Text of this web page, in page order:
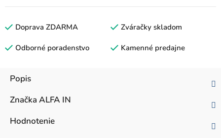
Doprava ZDARMA Zváračky skladom
Odborné poradenstvo Kamenné predajne
Popis
Značka ALFA IN
Hodnotenie